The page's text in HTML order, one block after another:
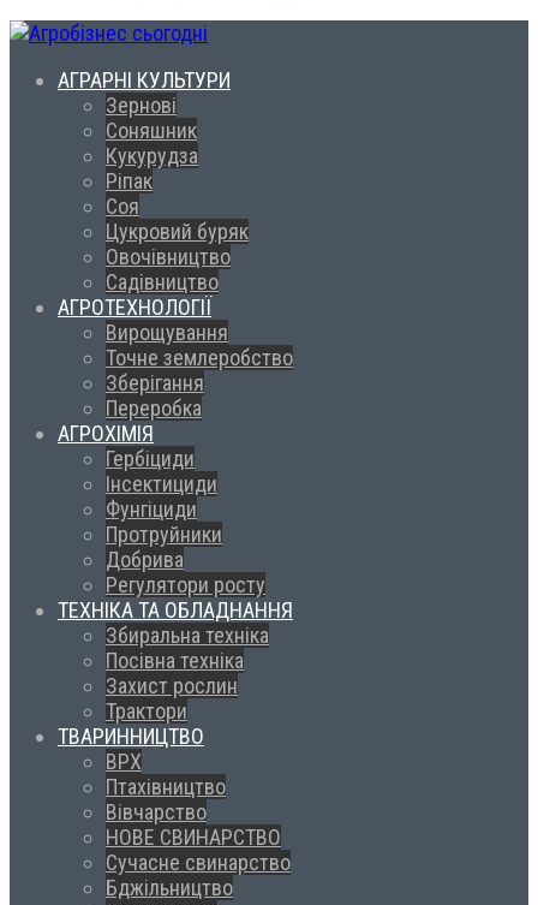
АГРАРНІ КУЛЬТУРИ
Зернові
Соняшник
Кукурудза
Ріпак
Соя
Цукровий буряк
Овочівництво
Садівництво
АГРОТЕХНОЛОГІЇ
Вирощування
Точне землеробство
Зберігання
Переробка
АГРОХІМІЯ
Гербіциди
Інсектициди
Фунгіциди
Протруйники
Добрива
Регулятори росту
ТЕХНІКА ТА ОБЛАДНАННЯ
Збиральна техніка
Посівна техніка
Захист рослин
Трактори
ТВАРИННИЦТВО
ВРХ
Птахівництво
Вівчарство
НОВЕ СВИНАРСТВО
Сучасне свинарство
Бджільництво